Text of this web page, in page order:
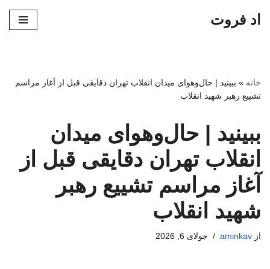
اد فروت
خانه » ببینید | حال‌وهوای میدان انقلاب تهران دقایقی قبل از آغاز مراسم
تشییع رهبر شهید انقلاب
ببینید | حال‌وهوای میدان
انقلاب تهران دقایقی قبل از
آغاز مراسم تشییع رهبر
شهید انقلاب
از aminkav جولای 6, 2026